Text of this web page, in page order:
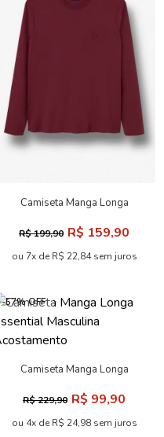
Camiseta Manga Longa
Acostamento
R$ 199,90 R$ 159,90
ou 7x de R$ 22,84 sem juros
-57% OFF
Camiseta Manga Longa
Acostamento
R$ 229,90 R$ 99,90
ou 4x de R$ 24,98 sem juros